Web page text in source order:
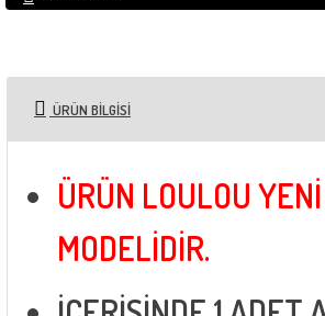
ÜRÜN BILGISI
ÜRÜN LOULOU
MODELİDİR.